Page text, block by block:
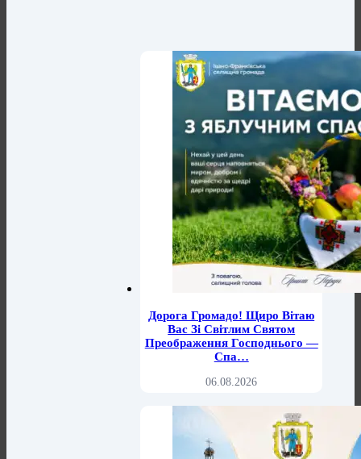
Дорога Громадо! Щиро Вітаю
Вас Зі Світлим Святом
Преображення Господнього —
Спа…
06.08.2026